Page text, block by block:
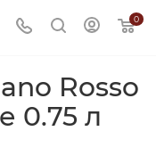
0
Rosso
0.75 л